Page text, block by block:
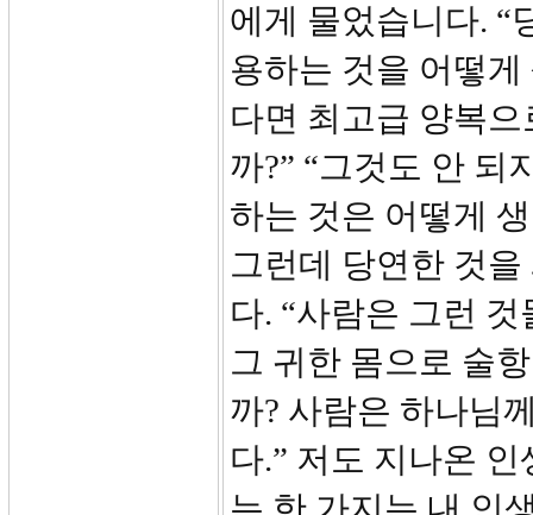
에게 물었습니다. “
용하는 것을 어떻게
다면 최고급 양복
까?” “그것도 안 되
하는 것은 어떻게
그런데 당연한 것
다. “사람은 그런
그 귀한 몸으로 술
까? 사람은 하나님
다.” 저도 지나온